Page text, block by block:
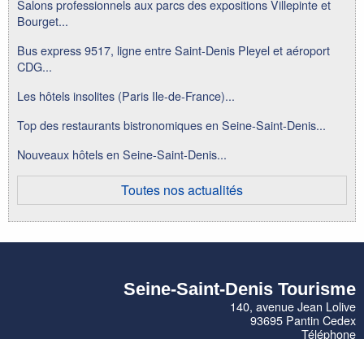
Salons professionnels aux parcs des expositions Villepinte et
Bourget...
Bus express 9517, ligne entre Saint-Denis Pleyel et aéroport
CDG...
Les hôtels insolites (Paris Ile-de-France)...
Top des restaurants bistronomiques en Seine-Saint-Denis...
Nouveaux hôtels en Seine-Saint-Denis...
Toutes nos actualités
Seine-Saint-Denis Tourisme
140, avenue Jean Lolive
93695 Pantin Cedex
Téléphone